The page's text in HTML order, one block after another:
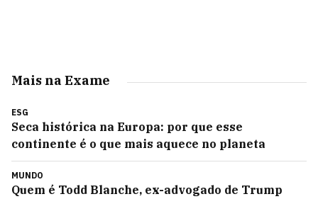
Mais na Exame
ESG
Seca histórica na Europa: por que esse
continente é o que mais aquece no planeta
MUNDO
Quem é Todd Blanche, ex-advogado de Trump